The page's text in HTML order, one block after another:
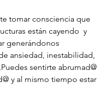
tomar consciencia que
están cayendo  y
generándonos
ansiedad, inestabilidad,
sentirte abrumad@
y al mismo tiempo estar